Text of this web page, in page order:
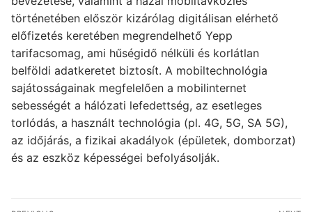
történetében először kizárólag digitálisan elérhető
előfizetés keretében megrendelhető Yepp
tarifacsomag, ami hűségidő nélküli és korlátlan
belföldi adatkeretet biztosít. A mobiltechnológia
sajátosságainak megfelelően a mobilinternet
sebességét a hálózati lefedettség, az esetleges
torlódás, a használt technológia (pl. 4G, 5G, SA 5G),
az időjárás, a fizikai akadályok (épületek, domborzat)
és az eszköz képességei befolyásolják.
Bejegyzés